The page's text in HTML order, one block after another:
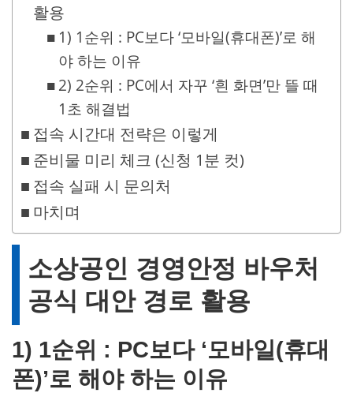
활용
1) 1순위 : PC보다 ‘모바일(휴대폰)’로 해
야 하는 이유
2) 2순위 : PC에서 자꾸 ‘흰 화면’만 뜰 때
1초 해결법
접속 시간대 전략은 이렇게
준비물 미리 체크 (신청 1분 컷)
접속 실패 시 문의처
마치며
소상공인 경영안정 바우처
공식 대안 경로 활용
1) 1순위 : PC보다 ‘모바일(휴대
폰)’로 해야 하는 이유